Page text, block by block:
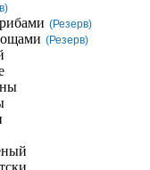
(Резерв)
(Резерв)